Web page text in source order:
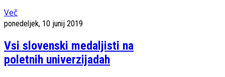
Več
ponedeljek, 10 junij 2019
Vsi slovenski medaljisti na
poletnih univerzijadah